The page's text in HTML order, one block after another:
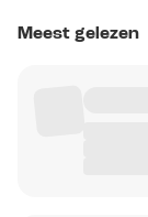
Meest gelezen